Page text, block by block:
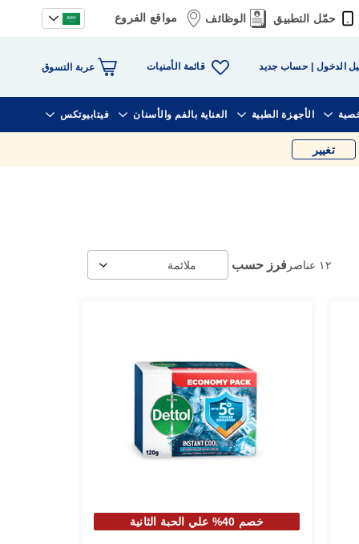
حمّل التطبيق الوظائف مواقع الفروع
الدخول حساب جديد قائمة الأمنيات عربة التسوق
الأجهزة الطبية العناية بالفم والأسنان فيتابيوتكس
تغيير
١٢ عناصر فرز حسب
خصم 40% علي الحبة الثانية